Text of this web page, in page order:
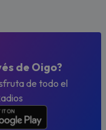
de Oigo?
de todo el